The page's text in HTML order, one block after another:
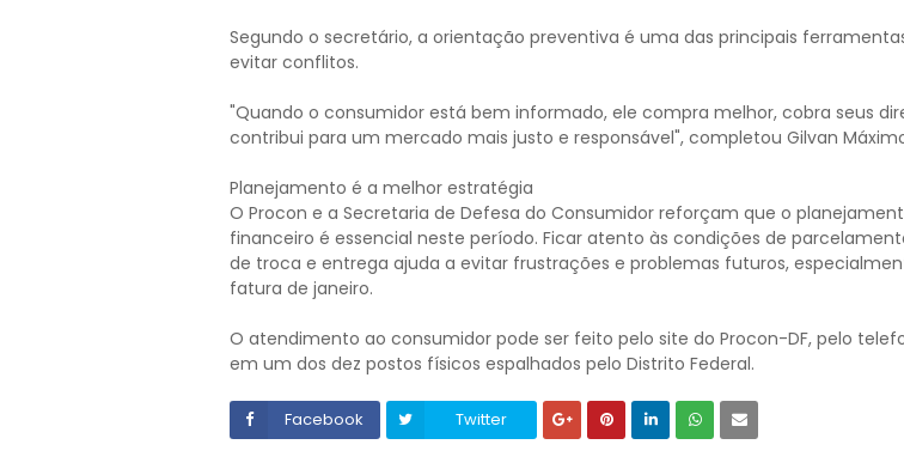
Segundo o secretário, a orientação preventiva é uma das principais
evitar conflitos.
"Quando o consumidor está bem informado, ele compra melhor, cobra seus
contribui para um mercado mais justo e responsável", completou Gilvan
Planejamento é a melhor estratégia
O Procon e a Secretaria de Defesa do Consumidor reforçam que o
financeiro é essencial neste período. Ficar atento às condições de
de troca e entrega ajuda a evitar frustrações e problemas futuros,
fatura de janeiro.
O atendimento ao consumidor pode ser feito pelo site do Procon-DF, pelo
em um dos dez postos físicos espalhados pelo Distrito Federal.
Facebook Twitter